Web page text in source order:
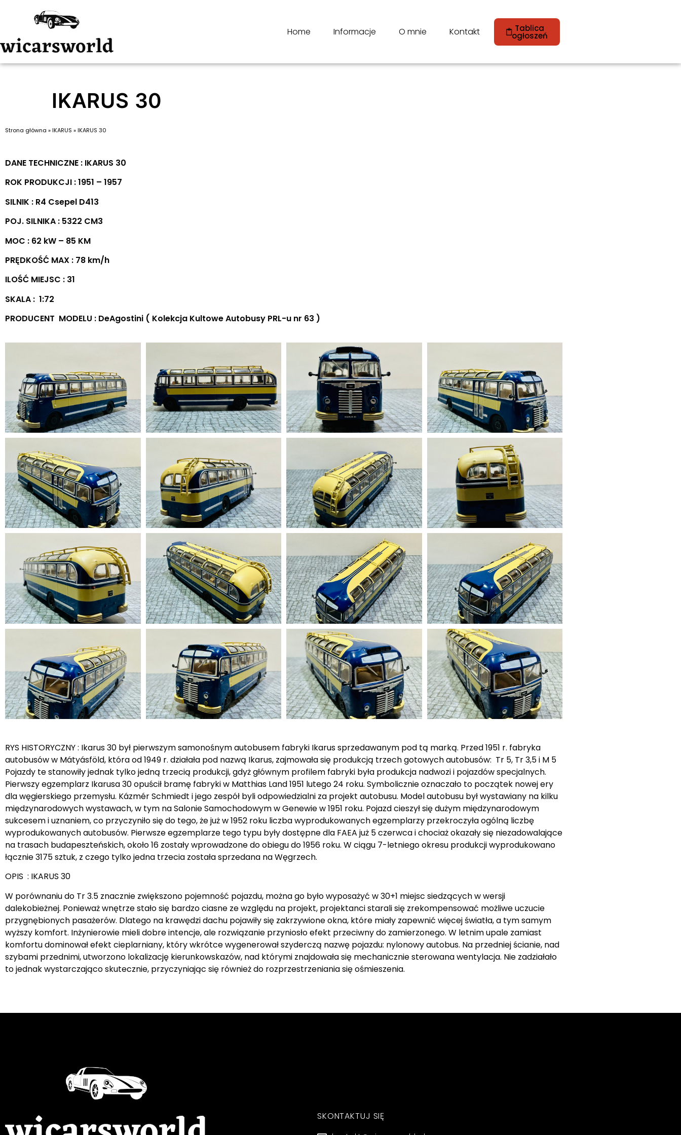
Home Informacje O mnie Kontakt Tablica
ogłoszeń
IKARUS 30
Strona główna »IKARUS »IKARUS 30
DANE TECHNICZNE : IKARUS 30
ROK PRODUKCJI : 1951 – 1957
SILNIK : R4 Csepel D413
POJ. SILNIKA : 5322 CM3
MOC : 62 kW – 85 KM
PRĘDKOŚĆ MAX : 78 km/h
ILOŚĆ MIEJSC : 31
SKALA : 1:72
PRODUCENT MODELU : DeAgostini ( Kolekcja Kultowe Autobusy PRL-u nr 63 )
RYS HISTORYCZNY : Ikarus 30 był pierwszym samonośnym autobusem fabryki Ikarus sprzedawanym pod tą marką. Przed 1951 r. fabryka
autobusów w Mátyásföld, która od 1949 r. działała pod nazwą Ikarus, zajmowała się produkcją trzech gotowych autobusów: Tr 5, Tr 3,5 i M 5
Pojazdy te stanowiły jednak tylko jedną trzecią produkcji, gdyż głównym profilem fabryki była produkcja nadwozi i pojazdów specjalnych.
Pierwszy egzemplarz Ikarusa 30 opuścił bramę fabryki w Matthias Land 1951 lutego 24 roku. Symbolicznie oznaczało to początek nowej ery
dla węgierskiego przemysłu. Kázmér Schmiedt i jego zespół byli odpowiedzialni za projekt autobusu. Model autobusu był wystawiany na kilku
międzynarodowych wystawach, w tym na Salonie Samochodowym w Genewie w 1951 roku. Pojazd cieszył się dużym międzynarodowym
sukcesem i uznaniem, co przyczyniło się do tego, że już w 1952 roku liczba wyprodukowanych egzemplarzy przekroczyła ogólną liczbę
wyprodukowanych autobusów. Pierwsze egzemplarze tego typu były dostępne dla FAEA już 5 czerwca i chociaż okazały się niezadowalające
na trasach budapeszteńskich, około 16 zostały wprowadzone do obiegu do 1956 roku. W ciągu 7-letniego okresu produkcji wyprodukowano
łącznie 3175 sztuk, z czego tylko jedna trzecia została sprzedana na Węgrzech.
OPIS : IKARUS 30
W porównaniu do Tr 3.5 znacznie zwiększono pojemność pojazdu, można go było wyposażyć w 30+1 miejsc siedzących w wersji
dalekobieżnej. Ponieważ wnętrze stało się bardzo ciasne ze względu na projekt, projektanci starali się zrekompensować możliwe uczucie
przygnębionych pasażerów. Dlatego na krawędzi dachu pojawiły się zakrzywione okna, które miały zapewnić więcej światła, a tym samym
wyższy komfort. Inżynierowie mieli dobre intencje, ale rozwiązanie przyniosło efekt przeciwny do zamierzonego. W letnim upale zamiast
komfortu dominował efekt cieplarniany, który wkrótce wygenerował szyderczą nazwę pojazdu: nylonowy autobus. Na przedniej ścianie, nad
szybami przednimi, utworzono lokalizację kierunkowskazów, nad którymi znajdowała się mechanicznie sterowana wentylacja. Nie zadziałało
to jednak wystarczająco skutecznie, przyczyniając się również do rozprzestrzeniania się ośmieszenia.
SKONTAKTUJ SIĘ